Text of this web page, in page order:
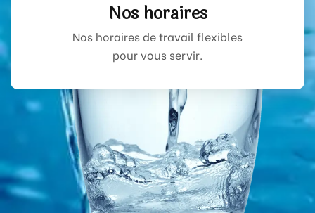
Nos horaires
Nos horaires de travail flexibles
pour vous servir.